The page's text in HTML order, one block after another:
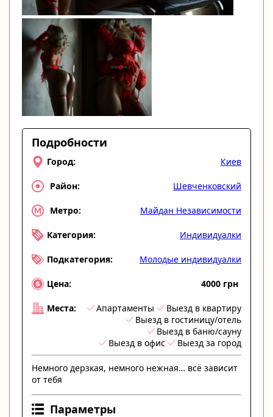
Подробности
Город: Киев
Район: Шевченковский
Метро: Майдан Независимости
Категория: Индивидуалки
Подкатегория: Молодые индивидуалки
Цена: 4000 грн
Места: Апартаменты
Выезд в квартиру
Выезд в гостиницу/отель
Выезд в баню/сауну
Выезд в офис
Выезд за город
Немного дерзкая, немного нежная… всё зависит
от тебя
Параметры